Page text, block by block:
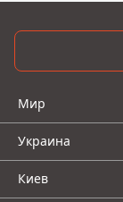
Мир
Украина
Киев